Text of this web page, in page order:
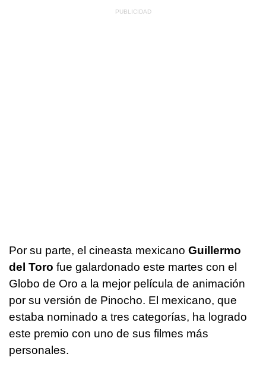
Por su parte, el cineasta mexicano Guillermo
del Toro fue galardonado este martes con el
Globo de Oro a la mejor película de animación
por su versión de Pinocho. El mexicano, que
estaba nominado a tres categorías, ha logrado
este premio con uno de sus filmes más
personales.